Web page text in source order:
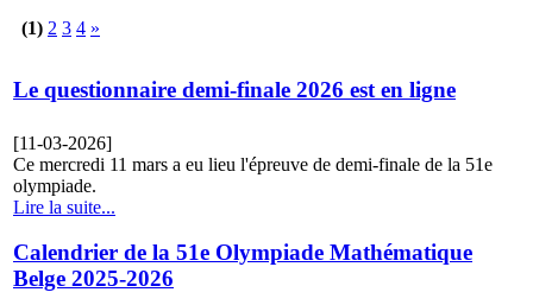
(1) 2 3 4 »
Le questionnaire demi-finale 2026 est en ligne
[11-03-2026]
Ce mercredi 11 mars a eu lieu l'épreuve de demi-finale de la 51e
olympiade.
Lire la suite...
Calendrier de la 51e Olympiade Mathématique
Belge 2025-2026